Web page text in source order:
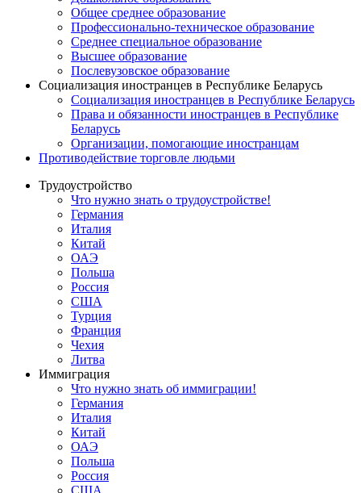
Общее среднее образование
Профессионально-техническое образование
Среднее специальное образование
Высшее образование
Послевузовское образование
Социализация иностранцев в Республике Беларусь
Социализация иностранцев в Республике Беларусь
Права и обязанности иностранцев в Республике
Беларусь
Oрганизации, помогающие иностранцам
Противодействие торговле людьми
Трудоустройство
Что нужно знать о трудоустройстве!
Германия
Италия
Китай
ОАЭ
Польша
Россия
США
Турция
Франция
Чехия
Литва
Иммиграция
Что нужно знать об иммиграции!
Германия
Италия
Китай
ОАЭ
Польша
Россия
США